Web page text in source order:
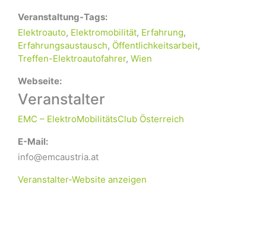
Veranstaltung-Tags:
Elektroauto, Elektromobilität, Erfahrung,
Erfahrungsaustausch, Öffentlichkeitsarbeit,
Treffen-Elektroautofahrer, Wien
Webseite:
Veranstalter
EMC – ElektroMobilitätsClub Österreich
E-Mail:
info@emcaustria.at
Veranstalter-Website anzeigen